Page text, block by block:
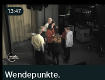
Wendepunkte.
13:47